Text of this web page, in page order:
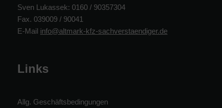
Sven Lukassek: 0160 / 90357304
Fax. 039009 / 90041
E-Mail info@altmark-kfz-sachverstaendiger.de
Links
Allg. Geschäftsbedingungen